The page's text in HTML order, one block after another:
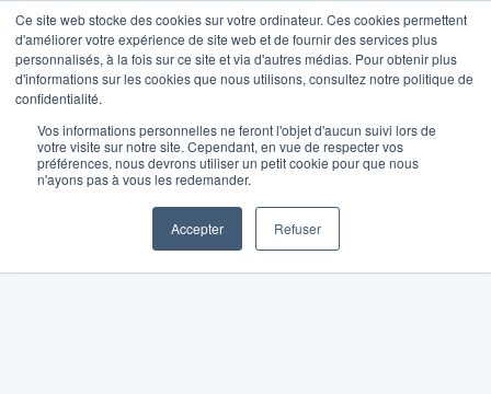
Ce site web stocke des cookies sur votre ordinateur. Ces cookies permettent
d'améliorer votre expérience de site web et de fournir des services plus
personnalisés, à la fois sur ce site et via d'autres médias. Pour obtenir plus
d'informations sur les cookies que nous utilisons, consultez notre politique de
confidentialité.
Vos informations personnelles ne feront l'objet d'aucun suivi lors de
votre visite sur notre site. Cependant, en vue de respecter vos
préférences, nous devrons utiliser un petit cookie pour que nous
n'ayons pas à vous les redemander.
Accepter Refuser